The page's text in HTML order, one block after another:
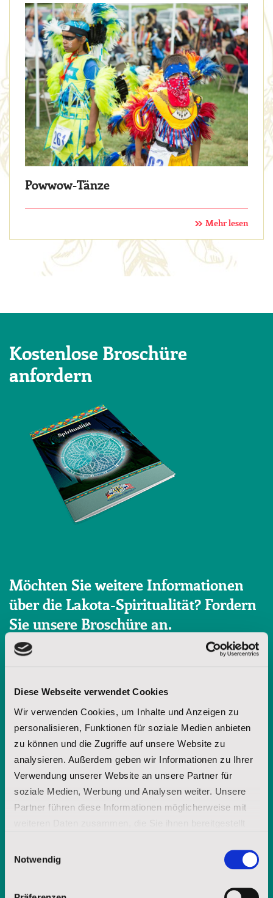
Diese Webseite verwendet Cookies
Wir verwenden Cookies, um Inhalte und Anzeigen zu
personalisieren, Funktionen für soziale Medien anbieten
zu können und die Zugriffe auf unsere Website zu
analysieren. Außerdem geben wir Informationen zu Ihrer
Verwendung unserer Website an unsere Partner für
soziale Medien, Werbung und Analysen weiter. Unsere
Partner führen diese Informationen möglicherweise mit
gesammelt haben.
Notwendig
Powwow-Tänze
Mehr lesen
Kostenlose Broschüre
anfordern
Möchten Sie weitere Informationen
über die Lakota-Spiritualität? Fordern
Sie unsere Broschüre an.
Nachname
E-Mail-Adresse
unsere Arbeit und die Möglichkeit uns durch Spenden zu unterstützen.